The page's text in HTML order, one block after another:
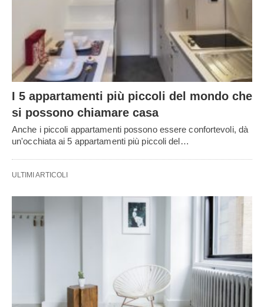
I 5 appartamenti più piccoli del mondo che
si possono chiamare casa
Anche i piccoli appartamenti possono essere confortevoli, dà
un'occhiata ai 5 appartamenti più piccoli del…
ULTIMI ARTICOLI